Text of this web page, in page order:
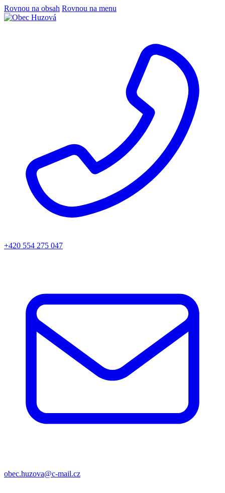
Rovnou na obsah Rovnou na menu
+420 554 275 047
obec.huzova@c-mail.cz